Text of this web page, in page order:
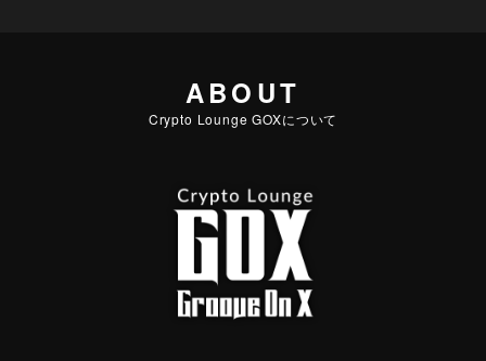
ABOUT
Crypto Lounge GOXについて